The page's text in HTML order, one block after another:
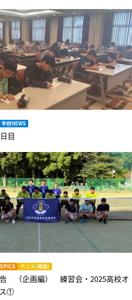
学校NEWS
目
テニス(高校)
（企画編） 練習会・2025高校オ
ス①